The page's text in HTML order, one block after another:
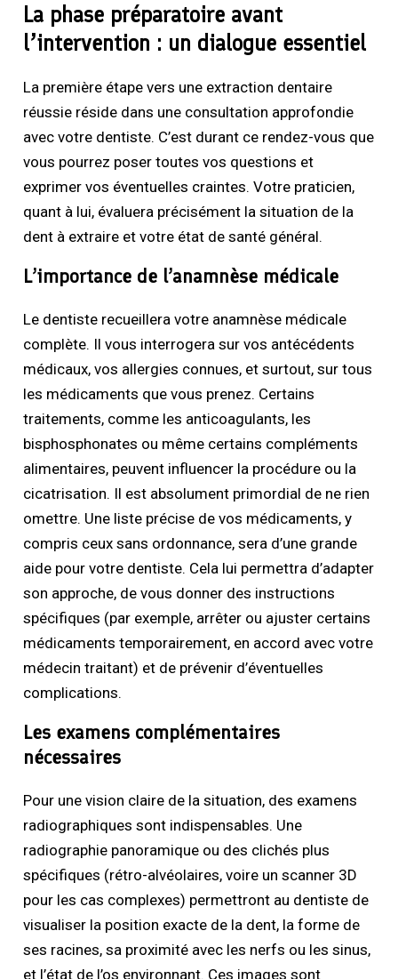
La phase préparatoire avant
l’intervention : un dialogue essentiel
La première étape vers une extraction dentaire
réussie réside dans une consultation approfondie
avec votre dentiste. C’est durant ce rendez-vous que
vous pourrez poser toutes vos questions et
exprimer vos éventuelles craintes. Votre praticien,
quant à lui, évaluera précisément la situation de la
dent à extraire et votre état de santé général.
L’importance de l’anamnèse médicale
Le dentiste recueillera votre anamnèse médicale
complète. Il vous interrogera sur vos antécédents
médicaux, vos allergies connues, et surtout, sur tous
les médicaments que vous prenez. Certains
traitements, comme les anticoagulants, les
bisphosphonates ou même certains compléments
alimentaires, peuvent influencer la procédure ou la
cicatrisation. Il est absolument primordial de ne rien
omettre. Une liste précise de vos médicaments, y
compris ceux sans ordonnance, sera d’une grande
aide pour votre dentiste. Cela lui permettra d’adapter
son approche, de vous donner des instructions
spécifiques (par exemple, arrêter ou ajuster certains
médicaments temporairement, en accord avec votre
médecin traitant) et de prévenir d’éventuelles
complications.
Les examens complémentaires
nécessaires
Pour une vision claire de la situation, des examens
radiographiques sont indispensables. Une
radiographie panoramique ou des clichés plus
spécifiques (rétro-alvéolaires, voire un scanner 3D
pour les cas complexes) permettront au dentiste de
visualiser la position exacte de la dent, la forme de
ses racines, sa proximité avec les nerfs ou les sinus,
et l’état de l’os environnant. Ces images sont